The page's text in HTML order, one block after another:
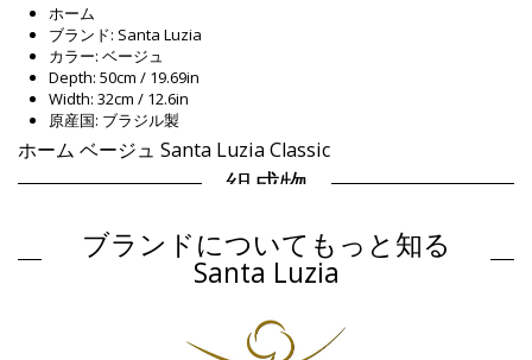
ホーム
ブランド: Santa Luzia
カラー: ベージュ
Depth: 50cm / 19.69in
Width: 32cm / 12.6in
原産国: ブラジル製
ホーム ベージュ Santa Luzia Classic
組成物
商品情報
ブランドについてもっと知る
Santa Luzia